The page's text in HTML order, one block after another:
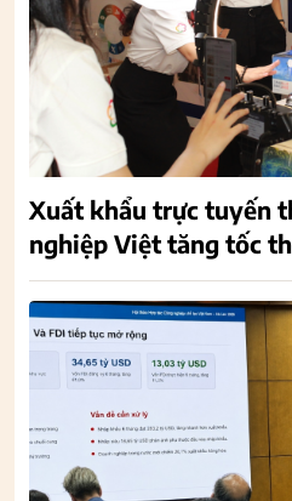
Xuất khẩu trực tuyến
nghiệp Việt tăng tốc